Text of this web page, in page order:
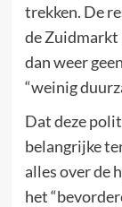
trekken. De
de Zuidmarkt
dan weer
“weinig
Dat deze
belangrijke
alles over de
het